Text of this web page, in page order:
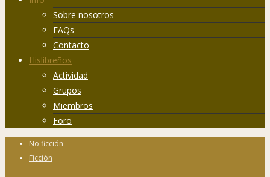
Sobre nosotros
FAQs
Contacto
Hislibreños
Actividad
Grupos
Miembros
Foro
No ficción
Ficción